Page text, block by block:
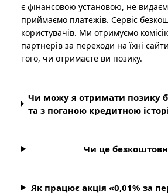
є фінансовою установою, не
приймаємо платежів. Сервіс
користувачів. Ми отримуємо
партнерів за переходи на їхні
того, чи отримаєте ви позику.
Чи можу я отримати позику
та з поганою кредитною
Чи це
Як працює акція «0,01% за